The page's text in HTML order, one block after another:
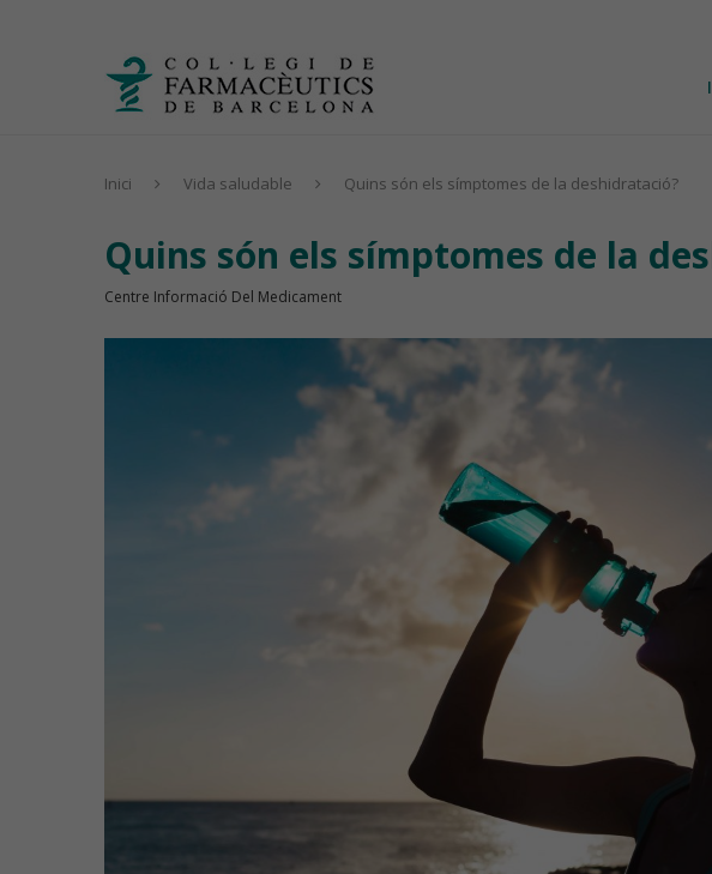
Inici Vida saludable Quins són els símptomes de la deshidratació?
Quins són els símptomes de la
Centre Informació Del Medicament